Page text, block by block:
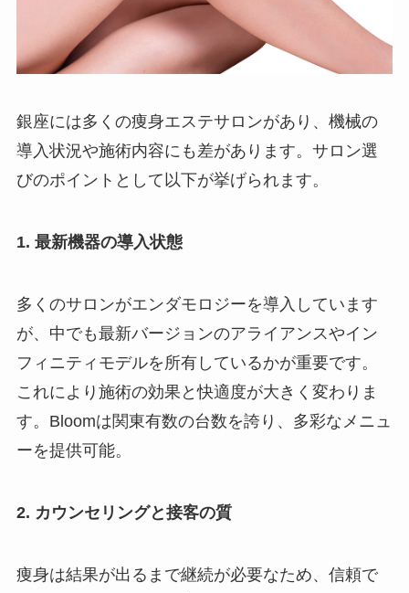
銀座には多くの痩身エステサロンがあり、機械の
導入状況や施術内容にも差があります。サロン選
びのポイントとして以下が挙げられます。
1. 最新機器の導入状態
多くのサロンがエンダモロジーを導入しています
が、中でも最新バージョンのアライアンスやイン
フィニティモデルを所有しているかが重要です。
これにより施術の効果と快適度が大きく変わりま
す。Bloomは関東有数の台数を誇り、多彩なメニュ
ーを提供可能。
2. カウンセリングと接客の質
痩身は結果が出るまで継続が必要なため、信頼で